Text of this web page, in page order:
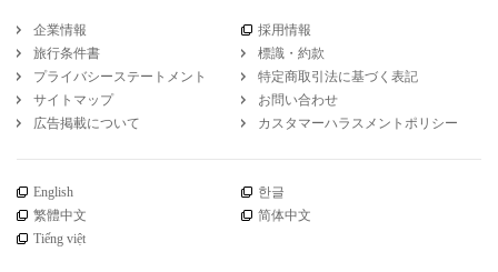
企業情報
採用情報
旅行条件書
標識・約款
プライバシーステートメント
特定商取引法に基づく表記
サイトマップ
お問い合わせ
広告掲載について
カスタマーハラスメントポリシー
English
한글
繁體中文
简体中文
Tiếng việt